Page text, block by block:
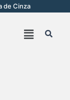
de Cinza